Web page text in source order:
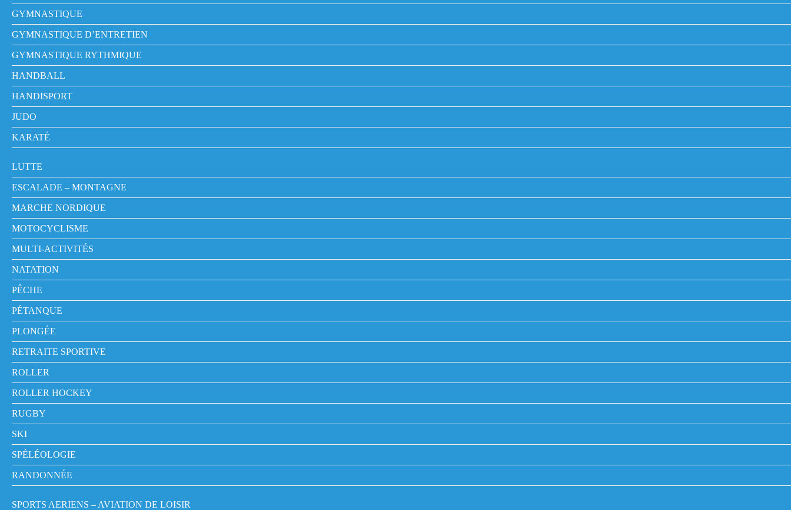
GYMNASTIQUE
GYMNASTIQUE D’ENTRETIEN
GYMNASTIQUE RYTHMIQUE
HANDBALL
HANDISPORT
JUDO
KARATÉ
LUTTE
ESCALADE – MONTAGNE
MARCHE NORDIQUE
MOTOCYCLISME
MULTI-ACTIVITÉS
NATATION
PÊCHE
PÉTANQUE
PLONGÉE
RETRAITE SPORTIVE
ROLLER
ROLLER HOCKEY
RUGBY
SKI
SPÉLÉOLOGIE
RANDONNÉE
SPORTS AERIENS – AVIATION DE LOISIR